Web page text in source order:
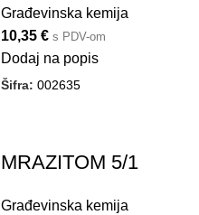
Građevinska kemija
10,35 € s PDV-om
Dodaj na popis
Šifra: 002635
MRAZITOM 5/1
Građevinska kemija